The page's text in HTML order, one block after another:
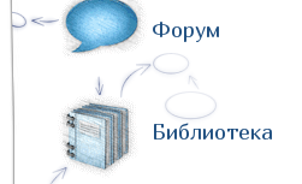
Форум
Библиотека